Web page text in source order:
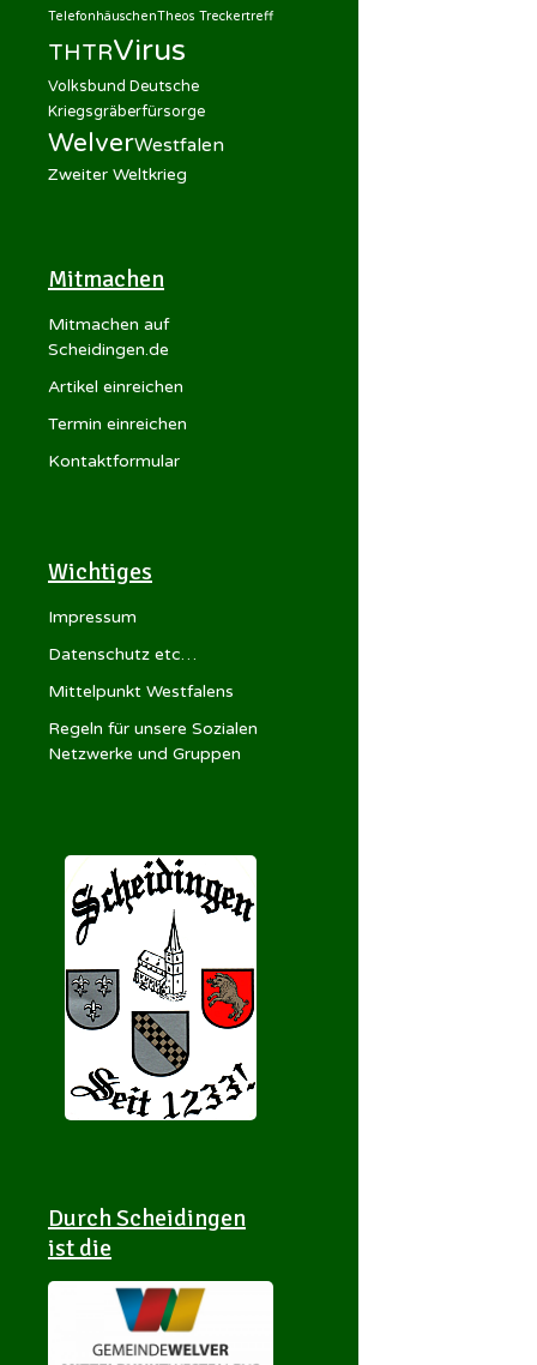
TelefonhäuschenTheos Treckertreff
THTRVirus
Volksbund Deutsche
Kriegsgräberfürsorge
WelverWestfalen
Zweiter Weltkrieg
Mitmachen
Mitmachen auf
Scheidingen.de
Artikel einreichen
Termin einreichen
Kontaktformular
Wichtiges
Impressum
Datenschutz etc…
Mittelpunkt Westfalens
Regeln für unsere Sozialen
Netzwerke und Gruppen
Durch Scheidingen
ist die